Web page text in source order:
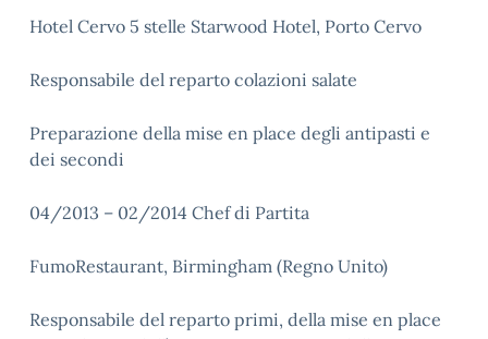
Hotel Cervo 5 stelle Starwood Hotel, Porto Cervo
Responsabile del reparto colazioni salate
Preparazione della mise en place degli antipasti e
dei secondi
04/2013 – 02/2014 Chef di Partita
FumoRestaurant, Birmingham (Regno Unito)
Responsabile del reparto primi, della mise en place